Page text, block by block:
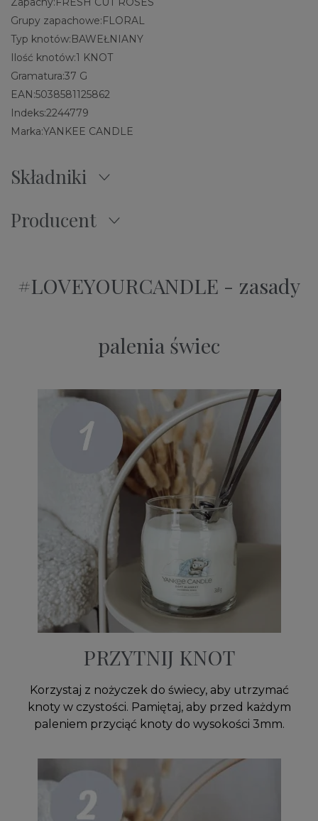
Grupy zapachowe:FLORAL
Typ knotów:BAWEŁNIANY
Ilość knotów:1 KNOT
Gramatura:37 G
EAN:5038581125862
Indeks:2244779
Marka:YANKEE CANDLE
Składniki
Producent
#LOVEYOURCANDLE - zasady
palenia świec
PRZYTNIJ KNOT
Korzystaj z nożyczek do świecy, aby utrzymać
knoty w czystości. Pamiętaj, aby przed każdym
paleniem przyciąć knoty do wysokości 3mm.